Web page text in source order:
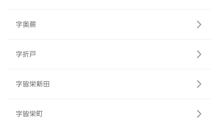
字奥蕨
字折戸
字皆栄新田
字皆栄町